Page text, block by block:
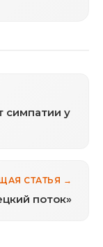
симпатии у
СТАТЬЯ →
поток»